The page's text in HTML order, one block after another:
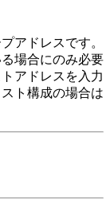
アドレスです。
場合にのみ必要
アドレスを入力
ト構成の場合は